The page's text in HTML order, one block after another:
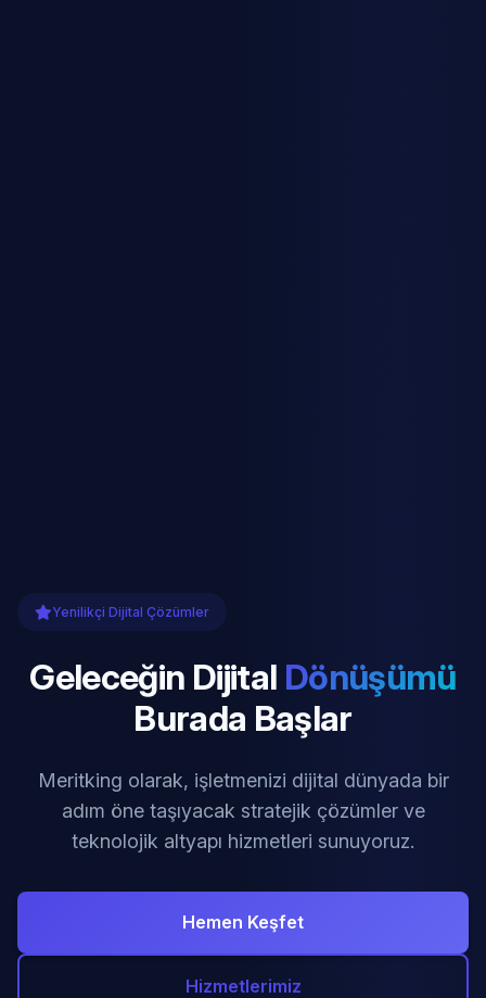
Yenilikçi Dijital Çözümler
Geleceğin Dijital Dönüşümü
Burada Başlar
Meritking olarak, işletmenizi dijital dünyada bir
adım öne taşıyacak stratejik çözümler ve
teknolojik altyapı hizmetleri sunuyoruz.
Hemen Keşfet
Hizmetlerimiz